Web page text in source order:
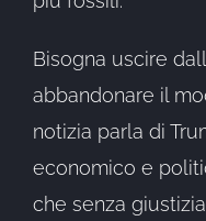
Bisogna uscire
abbandonare il
notizia parla di
economico e
che senza